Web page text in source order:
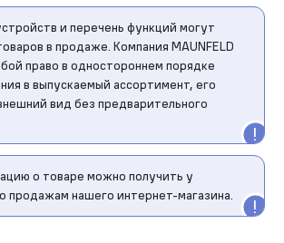
и перечень функций могут
в продаже. Компания MAUNFELD
право в одностороннем порядке
в выпускаемый ассортимент, его
вид без предварительного
о товаре можно получить у
продажам нашего интернет-магазина.